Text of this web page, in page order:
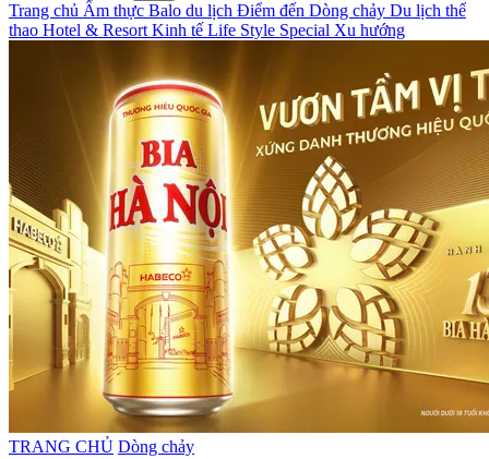
Trang chủ Ẩm thực Balo du lịch Điểm đến Dòng chảy Du lịch thể
thao Hotel & Resort Kinh tế Life Style Special Xu hướng
TRANG CHỦ Dòng chảy